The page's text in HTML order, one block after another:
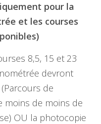
pour la
et les courses
8,5, 15 et 23
devront
de
moins de moins de
OU la photocopie